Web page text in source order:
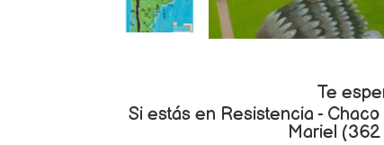
Te
Si estás en Resistencia -
Mariel